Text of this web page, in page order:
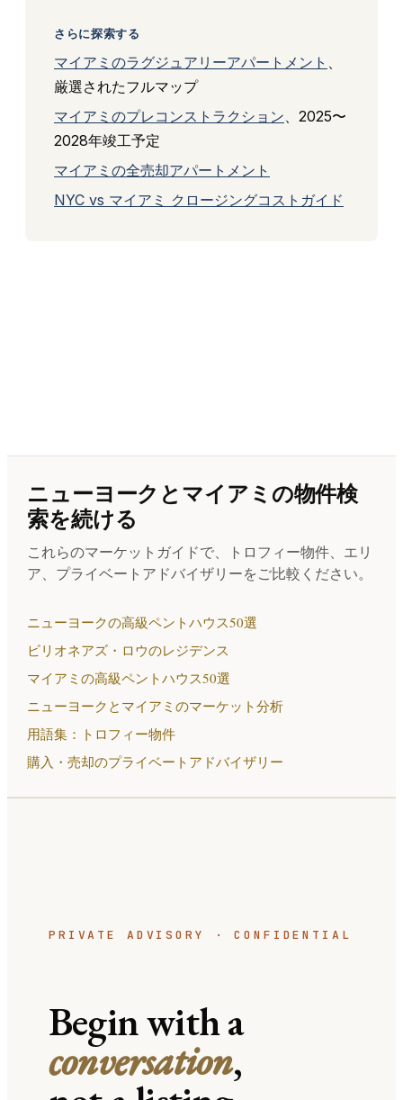
さらに探索する
マイアミのラグジュアリーアパートメント
厳選されたフルマップ
マイアミのプレコンストラクション 、2025〜
2028年竣工予定
マイアミの全売却アパートメント
NYC vs マイアミ クロージングコストガイド
ニューヨークとマイアミの物件検
索を続ける
これらのマーケットガイドで、トロフィー物件、エリ
ア、プライベートアドバイザリーをご比較ください。
ニューヨークの高級ペントハウス50選
ビリオネアズ・ロウのレジデンス
マイアミの高級ペントハウス50選
ニューヨークとマイアミのマーケット分析
用語集：トロフィー物件
購入・売却のプライベートアドバイザリー
PRIVATE ADVISORY · CONFIDENTIAL
Begin with a
conversation,